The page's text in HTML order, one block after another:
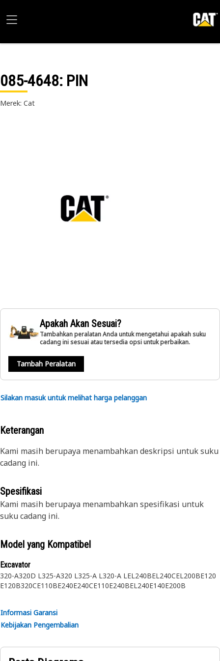
085-4648: PIN
Merek: Cat
Apakah Akan Sesuai?
Tambahkan peralatan Anda untuk mengetahui apakah suku
cadang ini sesuai atau tersedia opsi untuk perbaikan.
Tambah Peralatan
Silakan masuk untuk melihat harga pelanggan
Keterangan
Kami masih berupaya menambahkan deskripsi untuk suku
cadang ini.
Spesifikasi
Kami masih berupaya menambahkan spesifikasi untuk
suku cadang ini.
Model yang Kompatibel
Excavator
320-A320D L325-A320 L325-A L320-A LEL240BEL240CEL200BE120
E120B320CE110BE240E240CE110E240BEL240E140E200B
Informasi Garansi
Kebijakan Pengembalian